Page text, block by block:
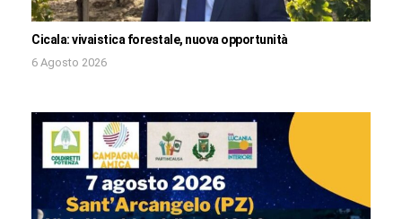
Cicala: vivaistica forestale, nuova opportunità
6 Agosto 2026